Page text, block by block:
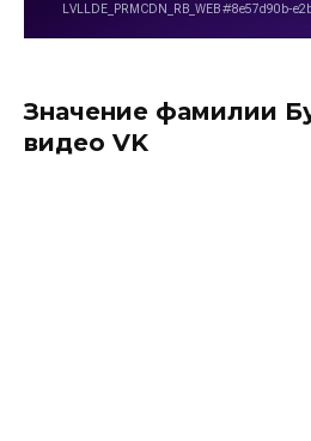
Значение фамилии
видео VK